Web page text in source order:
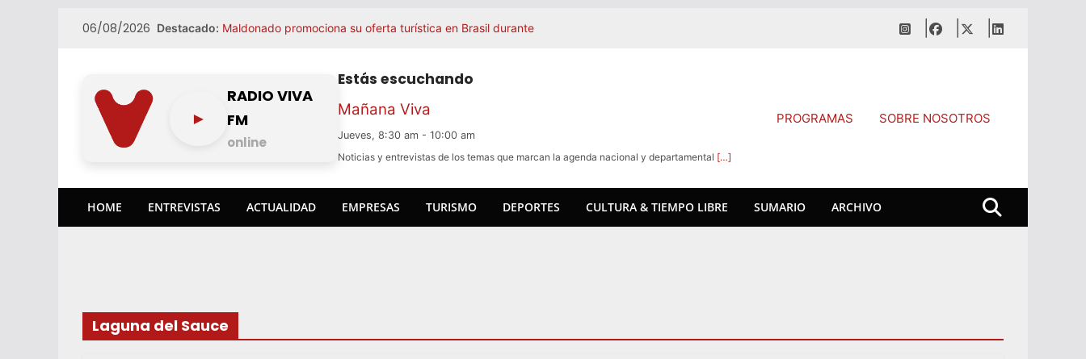
06/08/2026 Destacado: Maldonado promociona su oferta turística en Brasil durante
Guadalajara que lo acerca al sueño del podio mundial
Playa Mansa homenajeará a Ricardo Espalter y Alberto
Exportaciones uruguayas crecieron 4% en julio y superaron
los US$ 1.200 millones
Informe especial: Gorlero recuperó movimiento en julio, pero
►
RADIO VIVA
FM
online
Estás escuchando
Mañana Viva
Jueves, 8:30 am - 10:00 am
Noticias y entrevistas de los temas que marcan la agenda nacional y departamental […]
PROGRAMAS SOBRE NOSOTROS
HOME ENTREVISTAS ACTUALIDAD EMPRESAS TURISMO DEPORTES CULTURA & TIEMPO LIBRE SUMARIO ARCHIVO
Laguna del Sauce